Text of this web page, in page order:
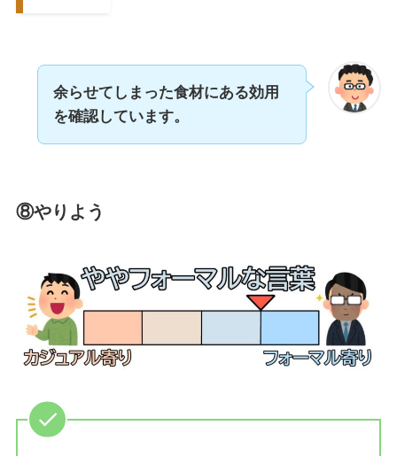
余らせてしまった食材にある効用
を確認しています。
⑧やりよう